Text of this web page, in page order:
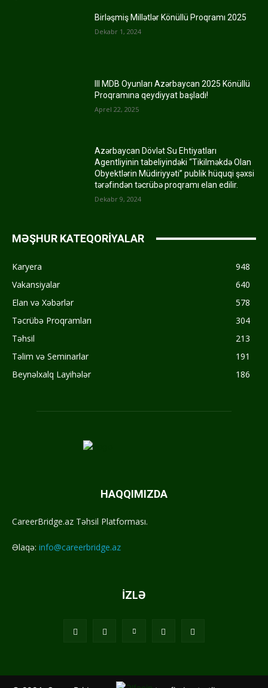
Birləşmiş Millətlər Könüllü Proqramı 2025
Dekabr 1, 2024
III MDB Oyunları Azərbaycan 2025 Könüllü
Proqramına qeydiyyat başladı!
Aprel 22, 2025
Azərbaycan Dövlət Su Ehtiyatları
Agentliyinin tabeliyindəki “Tikilməkdə Olan
Obyektlərin Müdiriyyəti” publik hüquqi şəxsi
tərəfindən təcrübə proqramı elan edilir.
Dekabr 9, 2024
MƏŞHUR KATEQORİYALAR
Karyera
948
Vakansiyalar
640
Elan və Xəbərlər
578
Təcrübə Proqramları
304
Təhsil
213
Təlim və Seminarlar
191
Beynəlxalq Layihələr
186
HAQQIMIZDA
CareerBridge.az Təhsil Platforması.
Əlaqə: info@careerbridge.az
İZLƏ